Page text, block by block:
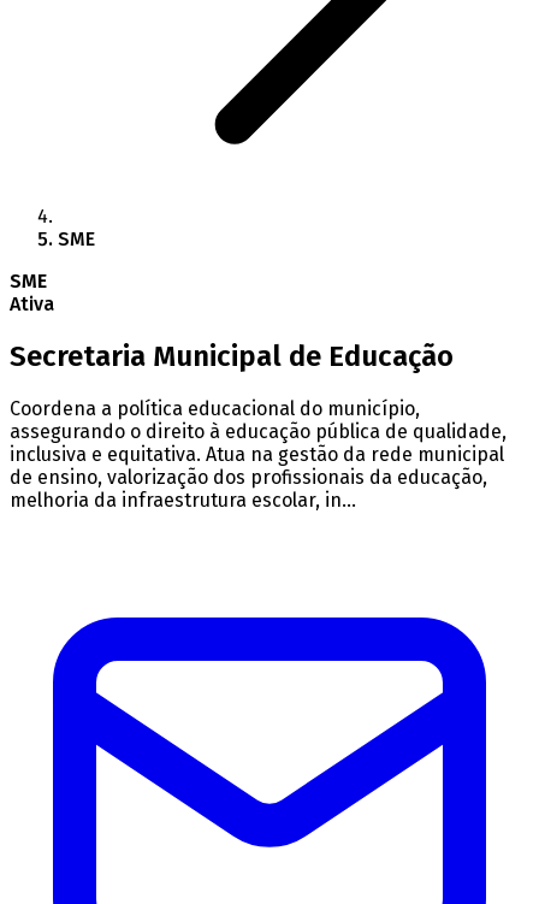
SME
SME
Ativa
Secretaria Municipal de Educação
Coordena a política educacional do município,
assegurando o direito à educação pública de qualidade,
inclusiva e equitativa. Atua na gestão da rede municipal
de ensino, valorização dos profissionais da educação,
melhoria da infraestrutura escolar, in...